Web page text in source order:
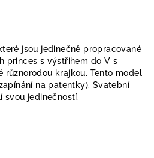
jsou jedinečně propracované
princes s výstřihem do V s
různorodou krajkou. Tento model
na patentky). Svatební
svou jedinečností.